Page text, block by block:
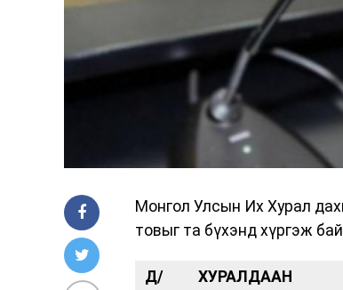
Монгол Улсын Их Хурал
товыг та бүхэнд хүргэж
Д/
ХУРАЛДААН